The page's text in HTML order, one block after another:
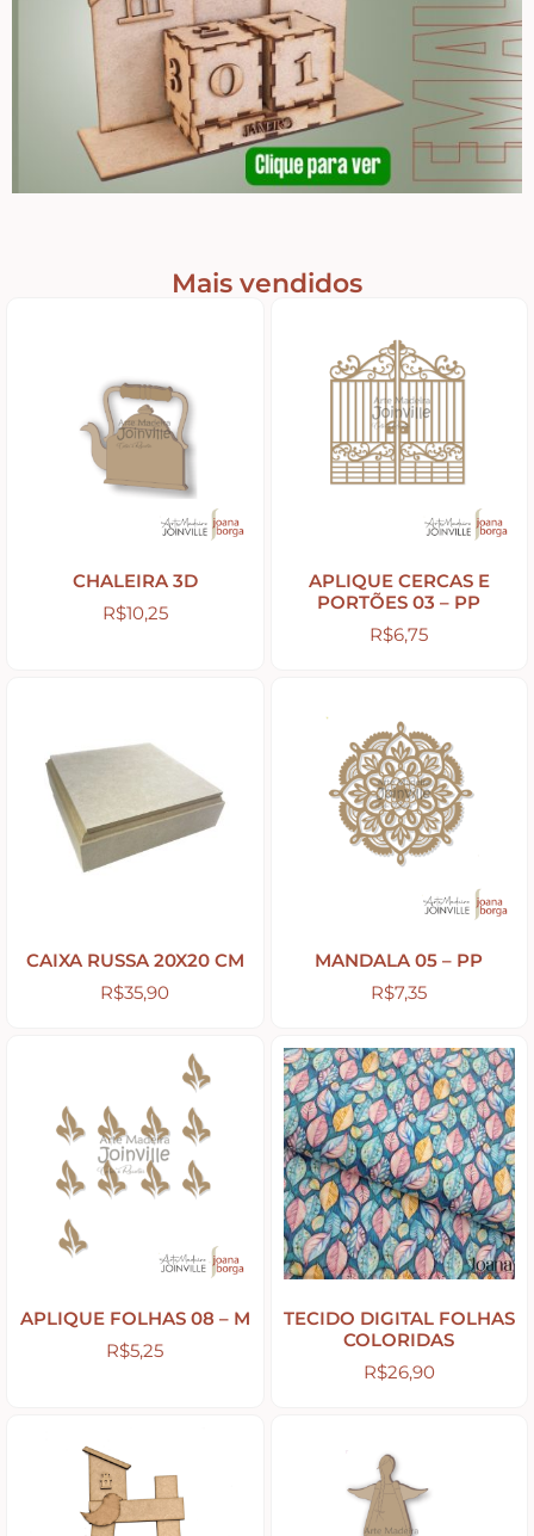
Amor – Love – Coração
Farmácia – medicamentos – remédios
Apliques em Geral
Viagem – Relógios – Engrenagens – Cinema
Peças Diversas em MDF formatos especiais
Aviamentos
Flores
Rendas – Passamanarias – Fitas
Stencil
Apliques de Resina
Papéis – Scrapbook – Botons
Imagens para Sublimação
Auxiliares
Pátinas
Base para Artesanato – Primers – Gesso
Mais vendidos
CHALEIRA 3D
R$10,25
APLIQUE CERCAS E
PORTÕES 03 – PP
R$6,75
CAIXA RUSSA 20X20 CM
R$35,90
MANDALA 05 – PP
R$7,35
APLIQUE FOLHAS 08 – M
R$5,25
TECIDO DIGITAL FOLHAS
COLORIDAS
R$26,90